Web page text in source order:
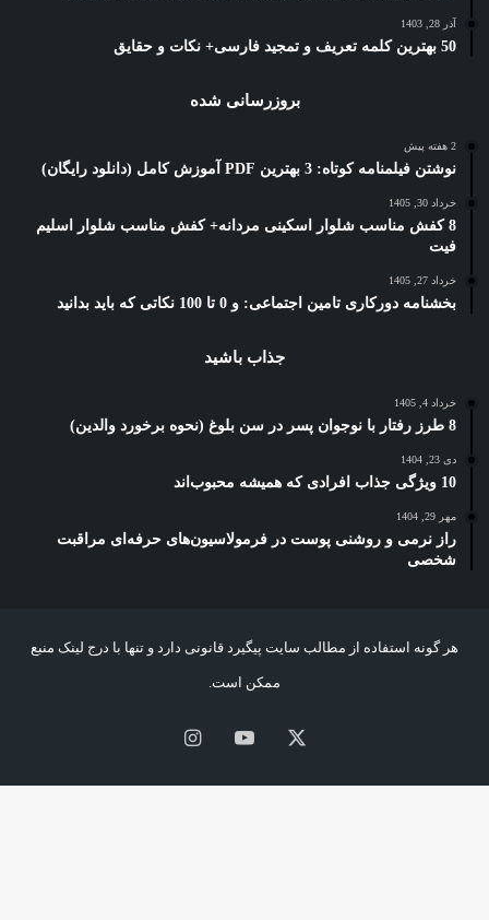
آذر 28, 1403
50 بهترین کلمه تعریف و تمجید فارسی+ نکات و حقایق
بروزرسانی شده
2 هفته پیش
نوشتن فیلمنامه کوتاه: 3 بهترین PDF آموزش کامل (دانلود رایگان)
خرداد 30, 1405
8 کفش مناسب شلوار اسکینی مردانه+ کفش مناسب شلوار اسلیم
فیت
خرداد 27, 1405
بخشنامه دورکاری تامین اجتماعی: و 0 تا 100 نکاتی که باید بدانید
جذاب باشید
خرداد 4, 1405
8 طرز رفتار با نوجوان پسر در سن بلوغ (نحوه برخورد والدین)
دی 23, 1404
10 ویژگی جذاب افرادی که همیشه محبوب‌اند
مهر 29, 1404
راز نرمی و روشنی پوست در فرمولاسیون‌های حرفه‌ای مراقبت
شخصی
هر گونه استفاده از مطالب سایت پیگیرد قانونی دارد و تنها با درج لینک منبع
ممکن است.
یوتیوباینستاگرام